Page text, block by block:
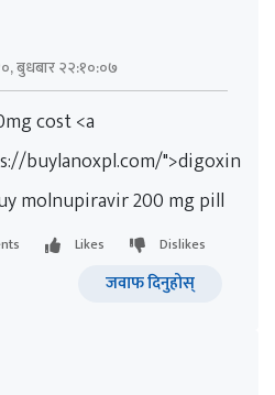
बुधबार २२:१०:०७
cost <a
buylanoxpl.com/">digoxin
molnupiravir 200 mg pill
Likes
Dislikes
जवाफ दिनुहोस्